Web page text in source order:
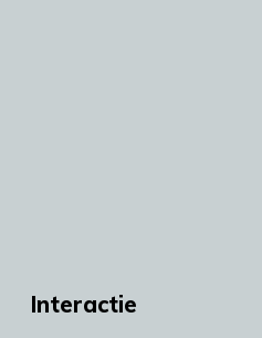
Interactie